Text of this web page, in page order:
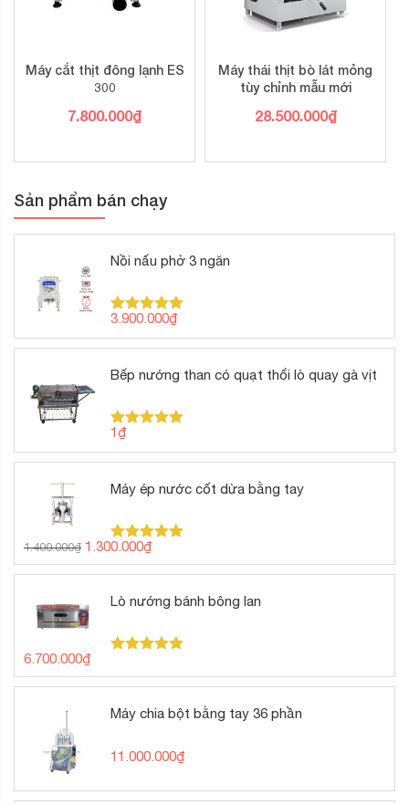
Máy cắt thịt đông lạnh ES
300
7.800.000₫
Máy thái thịt bò lát mỏng
tùy chỉnh mẫu mới
28.500.000₫
Sản phẩm bán chạy
Nồi nấu phở 3 ngăn
Được xếp
hạng5.00
5 sao
3.900.000₫
Bếp nướng than có quạt thổi lò quay gà vịt
Được xếp
hạng5.00
5 sao
1₫
Máy ép nước cốt dừa bằng tay
Được xếp
hạng5.00
5 sao
1.400.000₫ Giá
gốc
là:
1.400.000₫.
1.300.000₫Giá
hiện
tại
là:
Lò nướng bánh bông lan
hạng5.00
5 sao
6.700.000₫
Máy chia bột bằng tay 36 phần
11.000.000₫